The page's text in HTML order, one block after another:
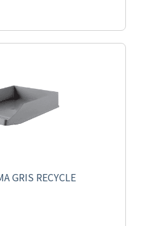
GRIS RECYCLE